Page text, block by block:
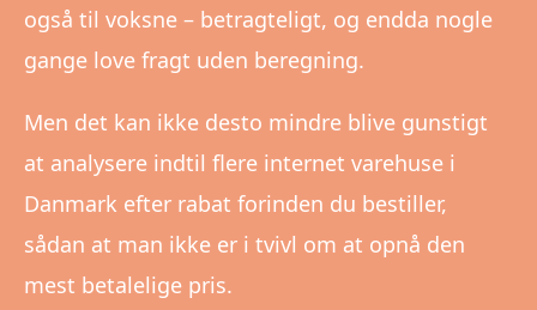
også til voksne – betragteligt, og endda nogle
gange love fragt uden beregning.
Men det kan ikke desto mindre blive gunstigt
at analysere indtil flere internet varehuse i
Danmark efter rabat forinden du bestiller,
sådan at man ikke er i tvivl om at opnå den
mest betalelige pris.